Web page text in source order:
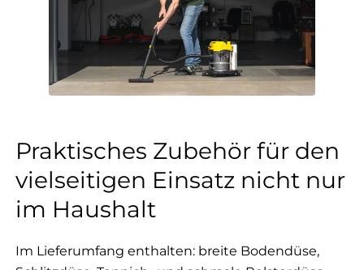
Praktisches Zubehör für den
vielseitigen Einsatz nicht nur
im Haushalt
Im Lieferumfang enthalten: breite Bodendüse,